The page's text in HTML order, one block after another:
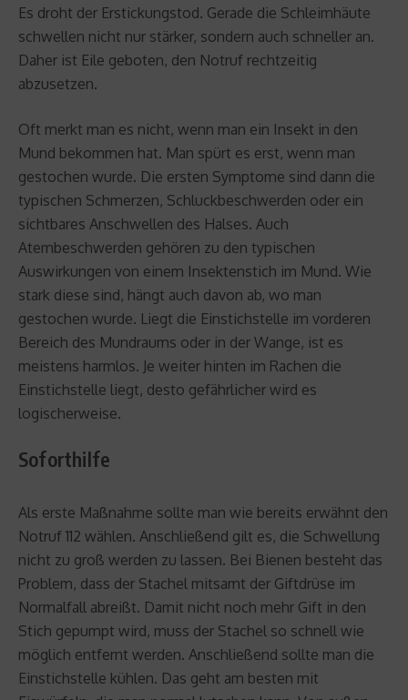
Es droht der Erstickungstod. Gerade die Schleimhäute
schwellen nicht nur stärker, sondern auch schneller an.
Daher ist Eile geboten, den Notruf rechtzeitig
abzusetzen.
Oft merkt man es nicht, wenn man ein Insekt in den
Mund bekommen hat. Man spürt es erst, wenn man
gestochen wurde. Die ersten Symptome sind dann die
typischen Schmerzen, Schluckbeschwerden oder ein
sichtbares Anschwellen des Halses. Auch
Atembeschwerden gehören zu den typischen
Auswirkungen von einem Insektenstich im Mund. Wie
stark diese sind, hängt auch davon ab, wo man
gestochen wurde. Liegt die Einstichstelle im vorderen
Bereich des Mundraums oder in der Wange, ist es
meistens harmlos. Je weiter hinten im Rachen die
Einstichstelle liegt, desto gefährlicher wird es
logischerweise.
Soforthilfe
Als erste Maßnahme sollte man wie bereits erwähnt den
Notruf 112 wählen. Anschließend gilt es, die Schwellung
nicht zu groß werden zu lassen. Bei Bienen besteht das
Problem, dass der Stachel mitsamt der Giftdrüse im
Normalfall abreißt. Damit nicht noch mehr Gift in den
Stich gepumpt wird, muss der Stachel so schnell wie
möglich entfernt werden. Anschließend sollte man die
Einstichstelle kühlen. Das geht am besten mit